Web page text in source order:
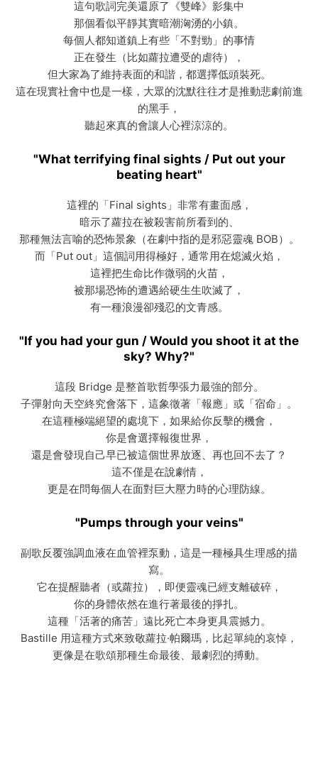
這句歌詞完美還原了《雙峰》影集中
那個看似平靜其實暗潮洶湧的小鎮。
每個人都知道鎮上有些「不對勁」的事情
正在發生（比如蘿拉遭受的虐待），
但大家為了維持表面的和諧，都選擇低頭裝死。
這在現實社會中也是一樣，大眾的沈默往往才是推動悲劇前進
的黑手，
聽起來真的會讓人心裡涼涼的。
"What terrifying final sights / Put out your
beating heart"
這裡的「Final sights」非常有畫面感，
暗示了蘿拉在被殺害前所看到的、
那種無法言喻的恐怖景象（在劇中指的是邪惡靈魂 BOB）。
而「Put out」這個詞用得極好，通常用在熄滅火焰，
這裡把生命比作微弱的火苗，
被那場恐怖的遭遇給硬生生吹滅了，
有一種浪漫卻殘忍的文青感。
"If you had your gun / Would you shoot it at the
sky? Why?"
這段 Bridge 是整首歌哲學張力最強的部分。
子彈射向天空終究會落下，這象徵著「報應」或「宿命」。
在這種極端絕望的處境下，如果給你反擊的機會，
你是會選擇報復世界，
還是會發現自己早已被這個世界放逐、再也回不去了？
這不僅是在說劇情，
更是在問每個人在面對巨大壓力時的心理防線。
"Pumps through your veins"
副歌反覆強調血液在血管裡泵動，這是一種極具生理感的描
寫。
它在提醒聽者（或蘿拉），即便靈魂已經支離破碎，
你的身體依然在進行著最後的掙扎。
這種「活著的痛苦」遠比死亡本身更具震撼力。
Bastille 用這種方式來致敬蘿拉·帕爾瑪，比起單純的哀悼，
更像是在歌頌那種生命最後、最劇烈的搏動。